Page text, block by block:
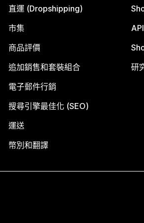
直運 (Dropshipping)
市集
商品評價
追加銷售和套裝組合
電子郵件行銷
搜尋引擎最佳化 (SEO)
運送
幣別和翻譯
研